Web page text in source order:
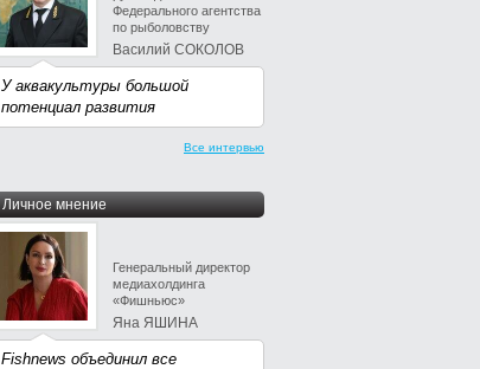
Федерального агентства
по рыболовству
Василий СОКОЛОВ
У аквакультуры большой
потенциал развития
Все интервью
Личное мнение
Генеральный директор
медиахолдинга
«Фишньюс»
Яна ЯШИНА
Fishnews объединил все